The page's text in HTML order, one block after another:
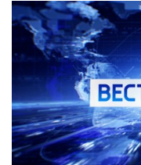
6 августа, 11:30
Вести Калмыкия.